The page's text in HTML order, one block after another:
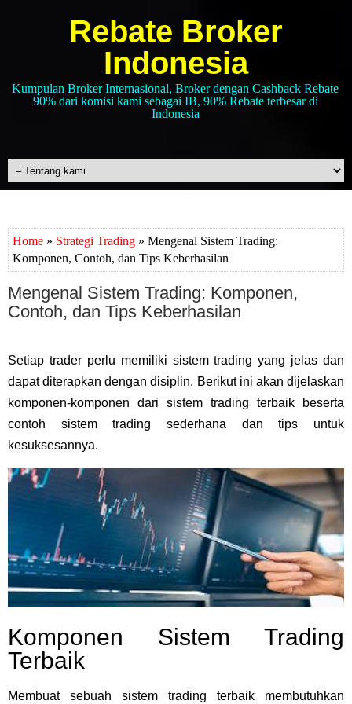
Rebate Broker
Indonesia
Kumpulan Broker Internasional, Broker dengan Cashback Rebate
90% dari komisi kami sebagai IB, 90% Rebate terbesar di
Indonesia
Home » Strategi Trading » Mengenal Sistem Trading:
Komponen, Contoh, dan Tips Keberhasilan
Mengenal Sistem Trading: Komponen,
Contoh, dan Tips Keberhasilan
Setiap trader perlu memiliki sistem trading yang jelas dan
dapat diterapkan dengan disiplin. Berikut ini akan dijelaskan
komponen-komponen dari sistem trading terbaik beserta
contoh sistem trading sederhana dan tips untuk
kesuksesannya.
Komponen Sistem Trading
Terbaik
Membuat sebuah sistem trading terbaik membutuhkan